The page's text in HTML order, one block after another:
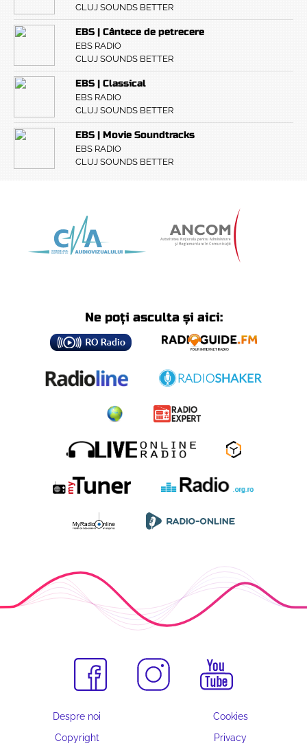
CLUJ SOUNDS BETTER
EBS | Cântece de petrecere
EBS RADIO
CLUJ SOUNDS BETTER
EBS | Classical
EBS RADIO
CLUJ SOUNDS BETTER
EBS | Movie Soundtracks
EBS RADIO
CLUJ SOUNDS BETTER
Ne poți asculta și aici:
Despre noi
Cookies
Copyright
Privacy